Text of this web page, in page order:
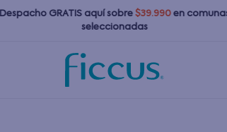
Despacho GRATIS aquísobre $39.990en
seleccionadas